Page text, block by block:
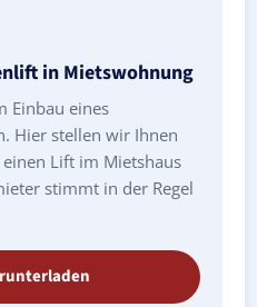
in Mietswohnung
Einbau eines
Hier stellen wir Ihnen
Lift im Mietshaus
stimmt in der Regel